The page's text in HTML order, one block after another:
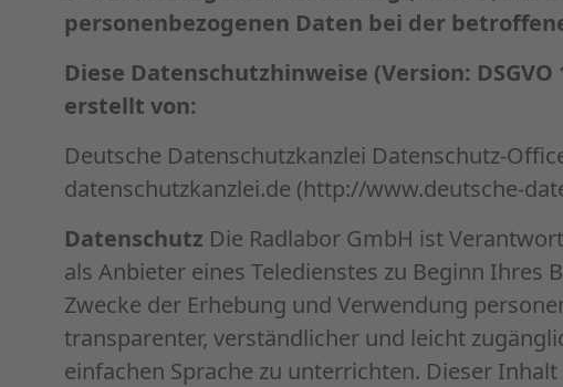
personenbezogenen Daten bei der
Diese Datenschutzhinweise (Version: DSGVO
erstellt von:
Deutsche Datenschutzkanzlei Datenschutz-
datenschutzkanzlei.de (http://www.deutsche-
Datenschutz Die Radlabor GmbH ist
als Anbieter eines Teledienstes zu Beginn Ihres
Zwecke der Erhebung und Verwendung
transparenter, verständlicher und leicht
einfachen Sprache zu unterrichten. Dieser